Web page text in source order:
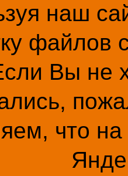
наш
файлов
Вы не
что на